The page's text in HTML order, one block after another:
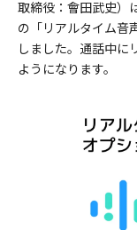
取締役：會田武史）
の「リアルタイム音
しました。通話中に
ようになります。